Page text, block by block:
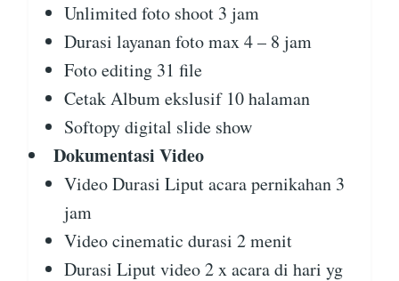
Unlimited foto shoot 3 jam
Durasi layanan foto max 4 – 8 jam
Foto editing 31 file
Cetak Album ekslusif 10 halaman
Softopy digital slide show
Dokumentasi Video
Video Durasi Liput acara pernikahan 3
jam
Video cinematic durasi 2 menit
Durasi Liput video 2 x acara di hari yg